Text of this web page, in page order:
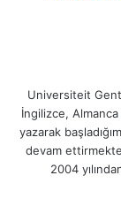
Universiteit
İngilizce,
yazarak
devam
2004